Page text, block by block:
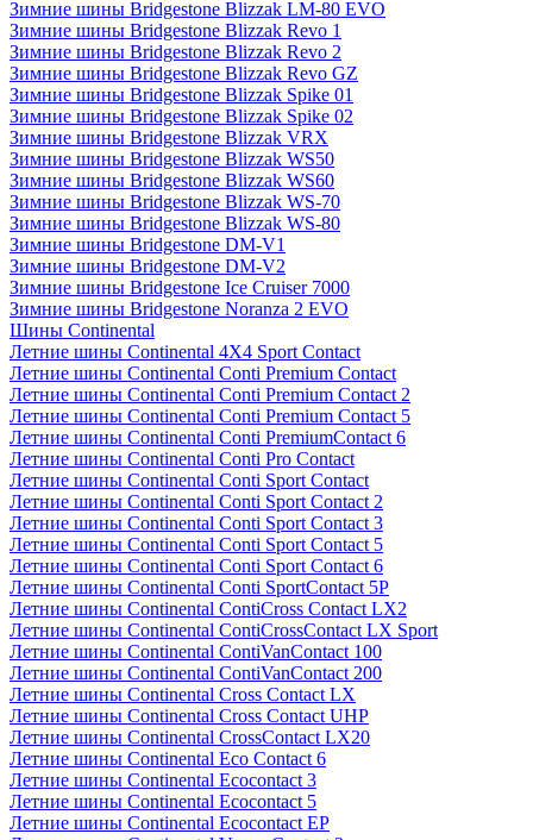
Зимние шины Bridgestone Blizzak LM-80 EVO
Зимние шины Bridgestone Blizzak Revo 1
Зимние шины Bridgestone Blizzak Revo 2
Зимние шины Bridgestone Blizzak Revo GZ
Зимние шины Bridgestone Blizzak Spike 01
Зимние шины Bridgestone Blizzak Spike 02
Зимние шины Bridgestone Blizzak VRX
Зимние шины Bridgestone Blizzak WS50
Зимние шины Bridgestone Blizzak WS60
Зимние шины Bridgestone Blizzak WS-70
Зимние шины Bridgestone Blizzak WS-80
Зимние шины Bridgestone DM-V1
Зимние шины Bridgestone DM-V2
Зимние шины Bridgestone Ice Cruiser 7000
Зимние шины Bridgestone Noranza 2 EVO
Шины Continental
Летние шины Continental 4X4 Sport Contact
Летние шины Continental Conti Premium Contact
Летние шины Continental Conti Premium Contact 2
Летние шины Continental Conti Premium Contact 5
Летние шины Continental Conti PremiumContact 6
Летние шины Continental Conti Pro Contact
Летние шины Continental Conti Sport Contact
Летние шины Continental Conti Sport Contact 2
Летние шины Continental Conti Sport Contact 3
Летние шины Continental Conti Sport Contact 5
Летние шины Continental Conti Sport Contact 6
Летние шины Continental Conti SportContact 5P
Летние шины Continental ContiCross Contact LX2
Летние шины Continental ContiCrossContact LX Sport
Летние шины Continental ContiVanContact 100
Летние шины Continental ContiVanContact 200
Летние шины Continental Cross Contact LX
Летние шины Continental Cross Contact UHP
Летние шины Continental CrossContact LX20
Летние шины Continental Eco Contact 6
Летние шины Continental Ecocontact 3
Летние шины Continental Ecocontact 5
Летние шины Continental Ecocontact EP